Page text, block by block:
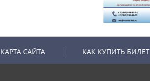
КАРТА САЙТА КАК КУПИТЬ БИЛЕТ